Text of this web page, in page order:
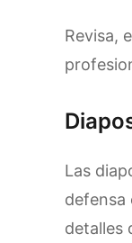
Revisa,
Las
defensa
detalles